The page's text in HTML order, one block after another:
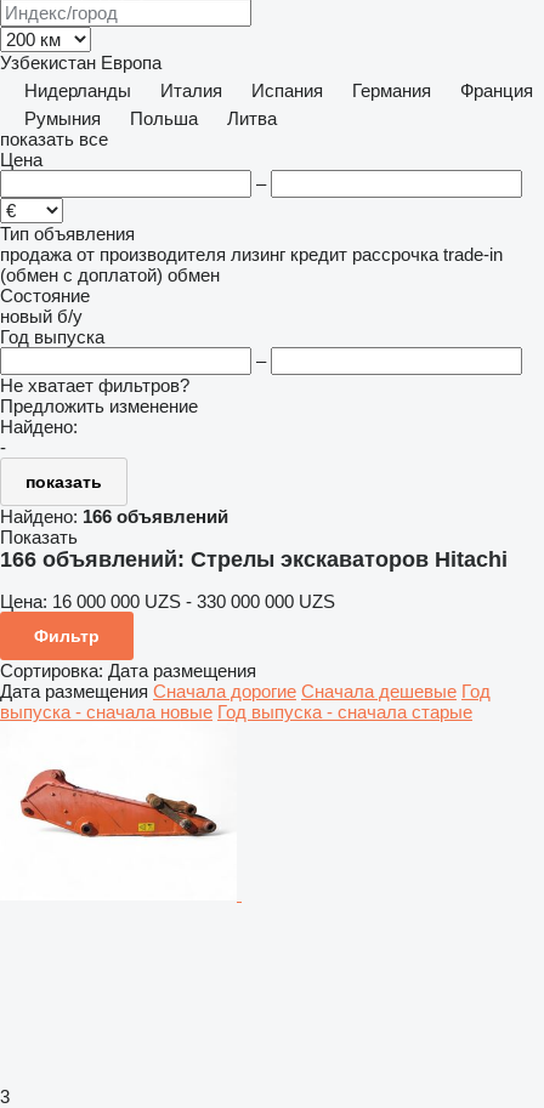
Узбекистан Европа
Нидерланды
Италия Испания Германия
Франция
Румыния
Польша
Литва
показать все
Цена
–
Тип объявления
продажа от производителя лизинг кредит рассрочка trade-in
(обмен с доплатой) обмен
Состояние
новый б/у
Год выпуска
–
Не хватает фильтров?
Предложить изменение
Найдено:
-
показать
Найдено: 166 объявлений
Показать
166 объявлений: Стрелы экскаваторов Hitachi
Цена: 16 000 000 UZS - 330 000 000 UZS
Фильтр
Сортировка: Дата размещения
Дата размещения Сначала дорогие Сначала дешевые Год
выпуска - сначала новые Год выпуска - сначала старые
3